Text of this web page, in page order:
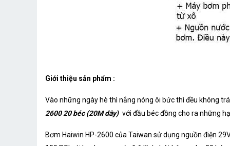
Giới thiệu sản phẩm :
Vào những ngày hè thì nắng nóng ôi bức thì đều không
2600 20 béc (20M dây) với đầu béc đồng cho ra những
Bơm Haiwin HP-2600 của Taiwan sử dụng nguồn điện